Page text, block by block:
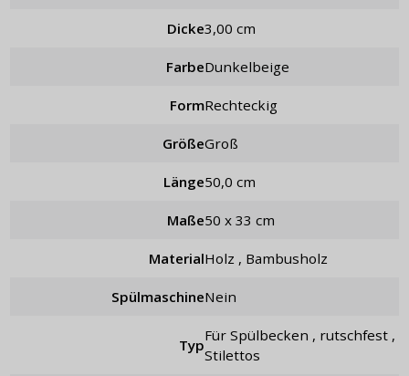
Dicke 3,00 cm
Farbe Dunkelbeige
Form rechteckig
Größe groß
Länge 50,0 cm
Maße 50 x 33 cm
Material Holz , Bambusholz
Spülmaschine Nein
Typ
für Spülbecken , rutschfest ,
Stilettos